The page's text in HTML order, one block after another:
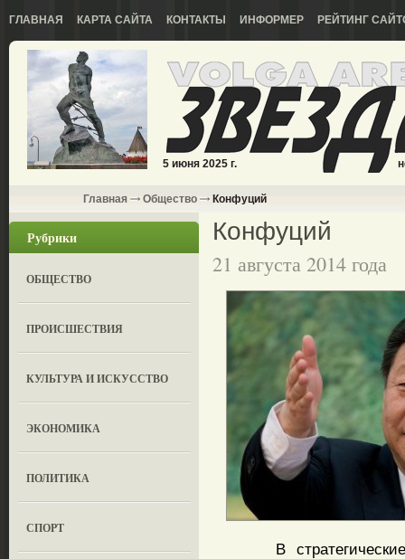
ГЛАВНАЯ КАРТА САЙТА КОНТАКТЫ ИНФОРМЕР РЕЙТИНГ
5 июня 2025 г.
Главная Общество Конфуций
Рубрики
ОБЩЕСТВО
ПРОИСШЕСТВИЯ
КУЛЬТУРА И ИСКУССТВО
ЭКОНОМИКА
ПОЛИТИКА
СПОРТ
Конфуций
21 августа 2014 года
В стратегические